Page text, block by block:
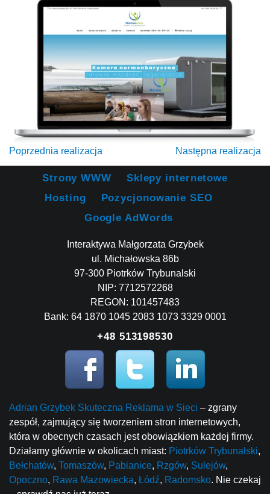
Poprzednia realizacja Następna realizacja
Strony WWW
Sklepy internetowe
Hosting
Pozycjonowanie SEO
Google AdWords
Interaktywa Małgorzata Grzybek
ul. Michałowska 86b
97-300 Piotrków Trybunalski
NIP: 7712572268
REGON: 101457483
Bank: 64 1870 1045 2083 1073 3329 0001
+48 513198530
Adrian Grzybek Skuteczna Reklama w Sieci – zgrany
zespół, zajmujący się tworzeniem stron internetowych,
która w obecnych czasach jest obowiązkiem każdej firmy.
Działamy głównie w okolicach miast: Piotrków Trybunalski,
Bełchatów, Tomaszów, Pabianice, Rzgów, Sulejów,
Opoczno, Rawa Mazowiecka, Łódź, Radomsko. Nie czekaj